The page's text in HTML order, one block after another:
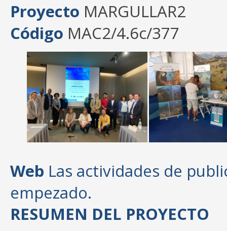
Proyecto MARGULLAR2
Código MAC2/4.6c/377
Web Las actividades de
empezado.
RESUMEN DEL PROYECTO